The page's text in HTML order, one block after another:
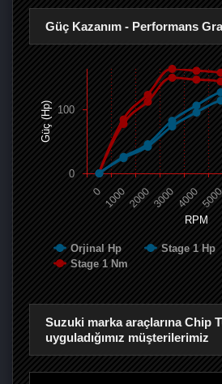
Güç Kazanım - Performans
RPM
Güç (Hp)
Orjinal Hp Stage 1 Hp
Stage 1 Nm
0 100020003000 40005000
0
100
Suzuki marka araçlarına Chip
uyguladığımız müşterilerimiz